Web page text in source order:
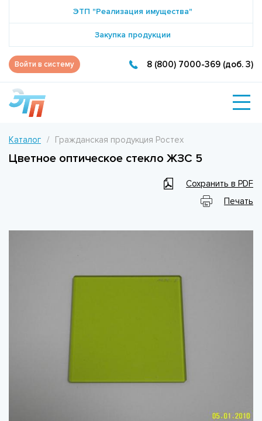
ЭТП "Реализация имущества"
Закупка продукции
Войти в систему 8 (800) 7000-369 (доб. 3)
Каталог Гражданская продукция Ростех
Цветное оптическое стекло ЖЗС 5
Сохранить в PDF
Печать